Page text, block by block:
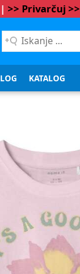
>> Privarčuj >>
Iskanje
...
KATALOG